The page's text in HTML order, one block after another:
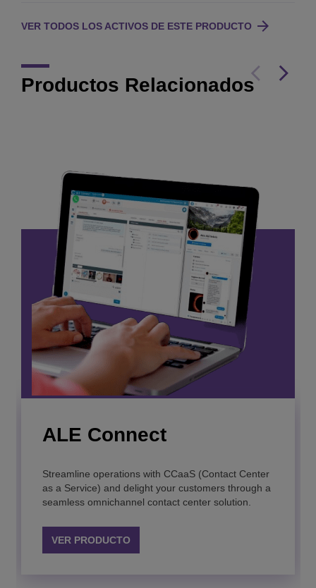
VER TODOS LOS ACTIVOS DE ESTE PRODUCTO
Productos Relacionados
ALE Connect
Streamline operations with CCaaS (Contact Center
as a Service) and delight your customers through a
seamless omnichannel contact center solution.
VER PRODUCTO
Center Standard Edition
agents.
Attendant Console
Attendant console with an easy-to-use visual
interface for personalized customer welcome in
VER PRODUCTO